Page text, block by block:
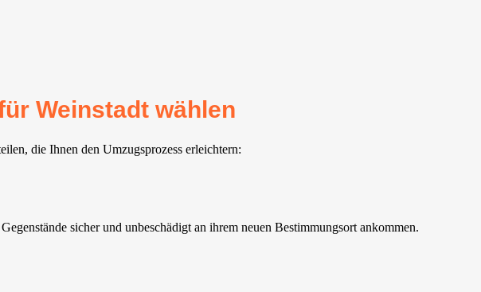
Weinstadt⁠ wählen
die Ihnen den Umzugsprozess erleichtern:
sicher und unbeschädigt an ihrem neuen Bestimmungsort ankommen.